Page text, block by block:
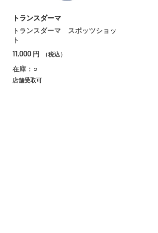
トランスダーマ
トランスダーマ スポッツショッ
ト
11,000 円 （税込）
在庫：○
店舗受取可